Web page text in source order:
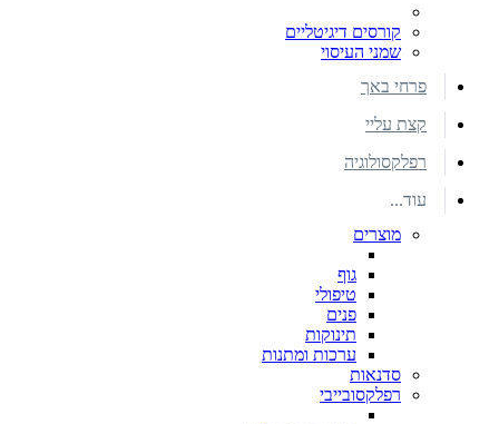
קורסים דיגיטליים
שמני העיסוי
פרחי באך
קצת עליי
רפלקסולוגיה
עוד...
מוצרים
גוף
טיפולי
פנים
תינוקות
ערכות ומתנות
סדנאות
רפלקסובייבי